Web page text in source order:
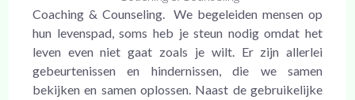
Coaching & Counseling. We begeleiden mensen op
hun levenspad, soms heb je steun nodig omdat het
leven even niet gaat zoals je wilt. Er zijn allerlei
gebeurtenissen en hindernissen, die we samen
bekijken en samen oplossen. Naast de gebruikelijke